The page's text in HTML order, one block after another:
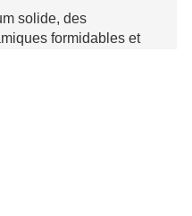
solide, des
formidables et
une plus